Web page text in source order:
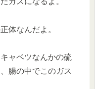
体なんだよ。
ャベツなんかの硫
腸の中でこのガス